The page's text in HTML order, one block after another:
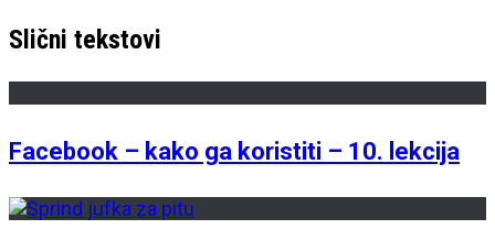
Slični tekstovi
Facebook – kako ga koristiti – 10. lekcija